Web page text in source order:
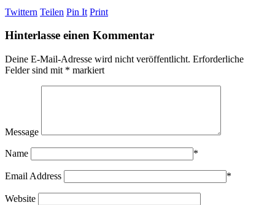
Twittern Teilen Pin It Print
Hinterlasse einen Kommentar
Deine E-Mail-Adresse wird nicht veröffentlicht. Erforderliche
Felder sind mit * markiert
Message
Name *
Email Address *
Website